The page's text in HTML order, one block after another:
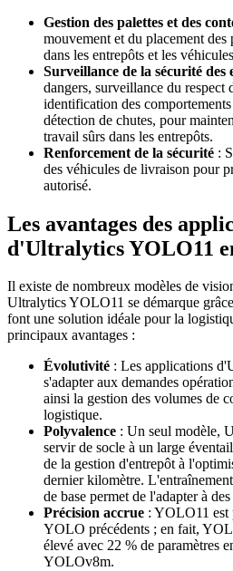
Gestion des palettes et des
mouvement et du placement des
dans les entrepôts et les
Surveillance de la sécurité des
dangers, surveillance du respect
identification des
détection de chutes, pour
travail sûrs dans les entrepôts.
Renforcement de la sécurité :
des véhicules de livraison pour
autorisé.
Les avantages des
d'Ultralytics YOLO11
Il existe de nombreux modèles de
Ultralytics YOLO11 se démarque
font une solution idéale pour la
principaux avantages :
Évolutivité : Les applications
s'adapter aux demandes
ainsi la gestion des volumes de
logistique.
Polyvalence : Un seul modèle,
servir de socle à un large
de la gestion d'entrepôt à
dernier kilomètre.
de base permet de l'adapter à
Précision accrue : YOLO11 est
YOLO précédents ; en fait,
élevé avec 22 % de paramètres
YOLOv8m.